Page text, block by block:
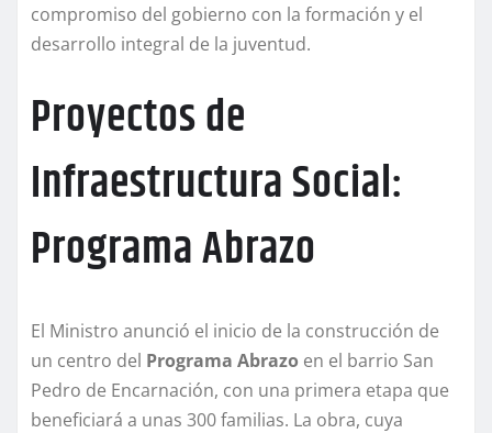
compromiso del gobierno con la formación y el
desarrollo integral de la juventud.
Proyectos de
Infraestructura Social:
Programa Abrazo
El Ministro anunció el inicio de la construcción de
un centro del Programa Abrazo en el barrio San
Pedro de Encarnación, con una primera etapa que
beneficiará a unas 300 familias. La obra, cuya